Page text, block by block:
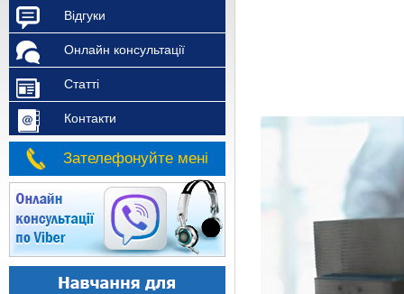
Відгуки
Онлайн консультації
Статті
Контакти
Зателефонуйте мені